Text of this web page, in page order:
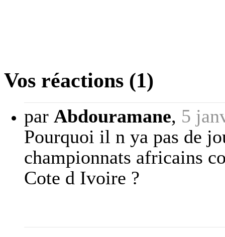
Vos réactions (1)
par Abdouramane, 5
Pourquoi il n ya pas de
championnats africains
Cote d Ivoire ?